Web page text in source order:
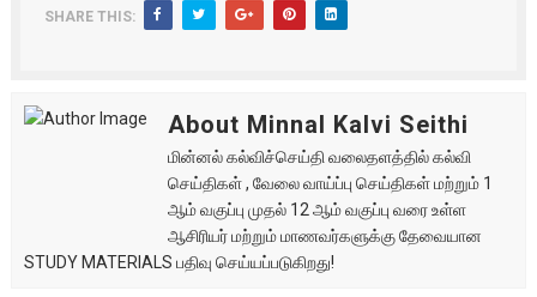
SHARE THIS:
About Minnal Kalvi Seithi
மின்னல் கல்விச்செய்தி வலைதளத்தில் கல்வி
செய்திகள் , வேலை வாய்ப்பு செய்திகள் மற்றும் 1
ஆம் வகுப்பு முதல் 12 ஆம் வகுப்பு வரை உள்ள
ஆசிரியர் மற்றும் மாணவர்களுக்கு தேவையான
STUDY MATERIALS பதிவு செய்யப்படுகிறது!